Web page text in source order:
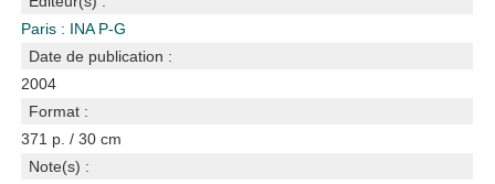
Paris : INA P-G
Date de publication :
2004
Format :
371 p. / 30 cm
Note(s) :